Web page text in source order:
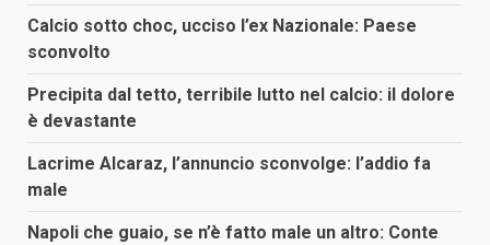
Calcio sotto choc, ucciso l’ex Nazionale: Paese
sconvolto
Precipita dal tetto, terribile lutto nel calcio: il dolore
è devastante
Lacrime Alcaraz, l’annuncio sconvolge: l’addio fa
male
Napoli che guaio, se n’è fatto male un altro: Conte